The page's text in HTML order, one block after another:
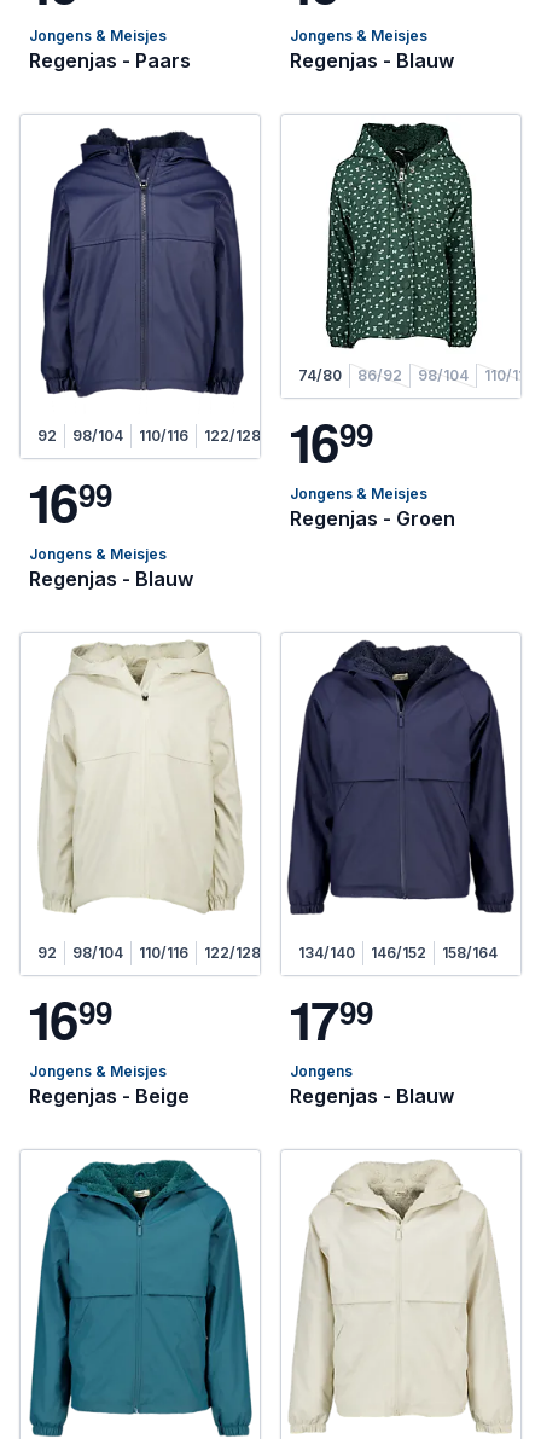
Jongens & Meisjes
Regenjas - Paars
Jongens & Meisjes
Regenjas - Blauw
92 98/104 110/116 122/128
1699
Jongens & Meisjes
Regenjas - Blauw
74/80 86/92 98/104 110/116
1699
Jongens & Meisjes
Regenjas - Groen
92 98/104 110/116 122/128
1699
Jongens & Meisjes
Regenjas - Beige
134/140 146/152 158/164
1799
Jongens
Regenjas - Blauw